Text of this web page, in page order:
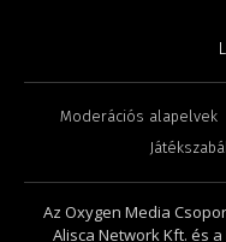
Moderációs alapelvek
Az Oxygen Media
Alisca Network Kft. és